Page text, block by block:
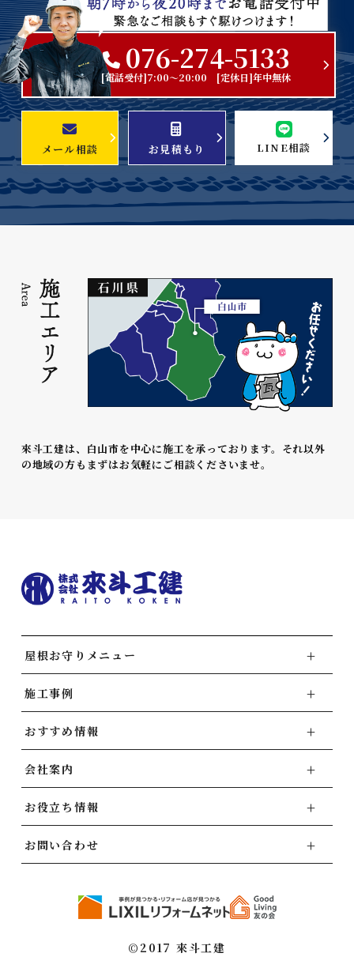
076-274-5133
[電話受付]7:00～20:00 [定休日]年中無休
メール相談 お見積もり LINE相談
來斗工建は、白山市を中心に施工を承っております。それ以外
の地域の方もまずはお気軽にご相談くださいませ。
屋根お守りメニュー
施工事例
おすすめ情報
会社案内
お役立ち情報
お問い合わせ
©2017 來斗工建